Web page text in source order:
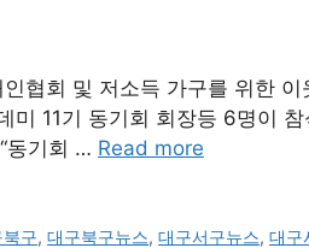
협회 및 저소득 가구를 위한
미 11기 동기회 회장등 6명이
동기회 … Read more
구,대구북구뉴스,대구서구뉴스,대구